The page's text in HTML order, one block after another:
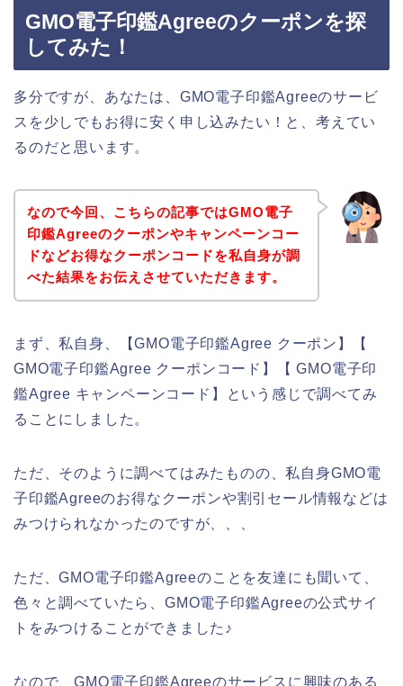
GMO電子印鑑Agreeのクーポンを探
してみた！
多分ですが、あなたは、GMO電子印鑑Agreeのサービ
スを少しでもお得に安く申し込みたい！と、考えてい
るのだと思います。
なので今回、こちらの記事ではGMO電子
印鑑Agreeのクーポンやキャンペーンコー
ドなどお得なクーポンコードを私自身が調
べた結果をお伝えさせていただきます。
まず、私自身、【GMO電子印鑑Agree クーポン】【
GMO電子印鑑Agree クーポンコード】【 GMO電子印
鑑Agree キャンペーンコード】という感じで調べてみ
ることにしました。
ただ、そのように調べてはみたものの、私自身GMO電
子印鑑Agreeのお得なクーポンや割引セール情報などは
みつけられなかったのですが、、、
ただ、GMO電子印鑑Agreeのことを友達にも聞いて、
色々と調べていたら、GMO電子印鑑Agreeの公式サイ
トをみつけることができました♪
なので、GMO電子印鑑Agreeのサービスに興味のある